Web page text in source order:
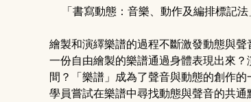
「書寫動態：音樂、動作及編排標記
繪製和演繹樂譜的過程不斷激發動態與
一份自由繪製的樂譜通過身體表現出來
間？「樂譜」成為了聲音與動態的創作
學員嘗試在樂譜中尋找動態與聲音的共